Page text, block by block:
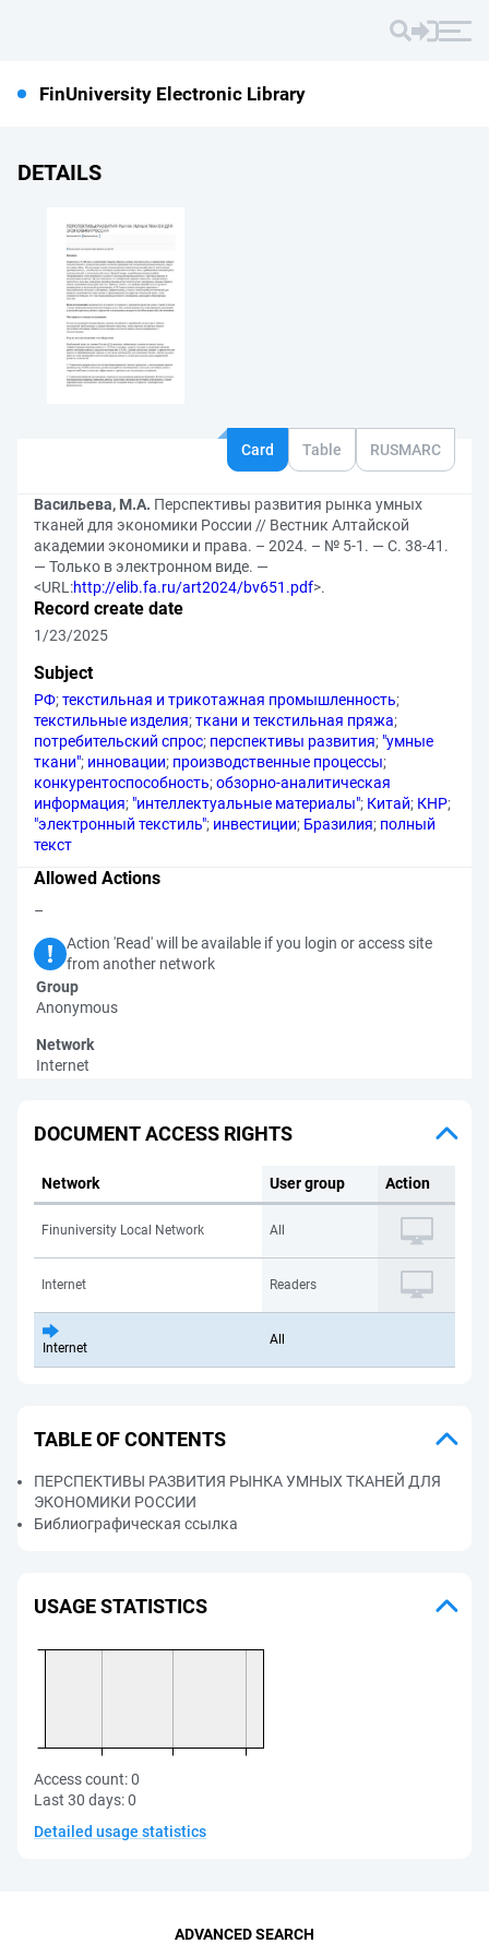
FinUniversity Electronic Library
DETAILS
Card Table RUSMARC
Васильева, М.А. Перспективы развития рынка умных
тканей для экономики России // Вестник Алтайской
академии экономики и права. – 2024. – № 5-1. — С. 38-41.
— Только в электронном виде. —
<URL:http://elib.fa.ru/art2024/bv651.pdf>.
Record create date
1/23/2025
Subject
РФ;текстильная и трикотажная промышленность;
текстильные изделия;ткани и текстильная пряжа;
потребительский спрос; перспективы развития; "умные
ткани"; инновации; производственные процессы;
конкурентоспособность;обзорно-аналитическая
информация; "интеллектуальные материалы"; Китай; КНР;
"электронный текстиль"; инвестиции; Бразилия; полный
текст
Allowed Actions
–
Action 'Read' will be available if you login or access site
from another network
Group
Anonymous
Network
Internet
DOCUMENT ACCESS RIGHTS
Network User group Action
Finuniversity Local Network All
Internet Readers
Internet
All
TABLE OF CONTENTS
ПЕРСПЕКТИВЫ РАЗВИТИЯ РЫНКА УМНЫХ ТКАНЕЙ ДЛЯ
ЭКОНОМИКИ РОССИИ
Библиографическая ссылка
USAGE STATISTICS
Access count:0
Last 30 days:0
Detailed usage statistics
ADVANCED SEARCH